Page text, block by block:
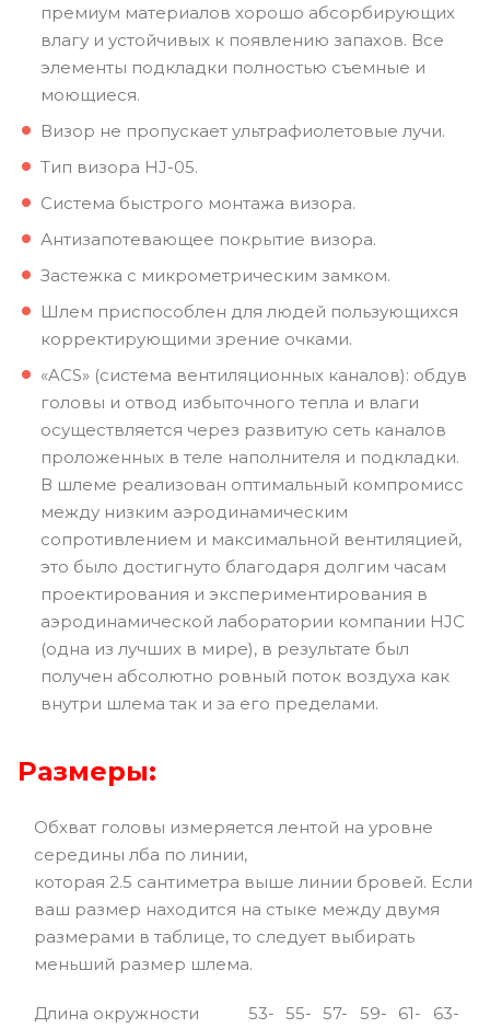
премиум материалов хорошо абсорбирующих
влагу и устойчивых к появлению запахов. Все
элементы подкладки полностью съемные и
моющиеся.
Визор не пропускает ультрафиолетовые лучи.
Тип визора HJ-05.
Система быстрого монтажа визора.
Антизапотевающее покрытие визора.
Застежка с микрометрическим замком.
Шлем приспособлен для людей пользующихся
корректирующими зрение очками.
«ACS» (система вентиляционных каналов): обдув
головы и отвод избыточного тепла и влаги
осуществляется через развитую сеть каналов
проложенных в теле наполнителя и подкладки.
В шлеме реализован оптимальный компромисс
между низким аэродинамическим
сопротивлением и максимальной вентиляцией,
это было достигнуто благодаря долгим часам
проектирования и экспериментирования в
аэродинамической лаборатории компании HJC
(одна из лучших в мире), в результате был
получен абсолютно ровный поток воздуха как
внутри шлема так и за его пределами.
Размеры:
Обхват головы измеряется лентой на уровне
середины лба по линии,
которая 2.5 сантиметра выше линии бровей. Если
ваш размер находится на стыке между двумя
размерами в таблице, то следует выбирать
меньший размер шлема.
Длина окружности 53- 55- 57- 59- 61- 63-